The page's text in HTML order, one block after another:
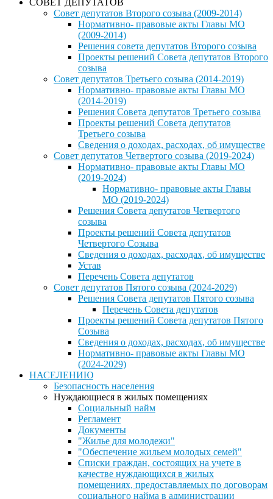
СОВЕТ ДЕПУТАТОВ
Совет депутатов Второго созыва (2009-2014)
Нормативно- правовые акты Главы МО
(2009-2014)
Решения совета депутатов Второго созыва
Проекты решений Совета депутатов Второго
созыва
Совет депутатов Третьего созыва (2014-2019)
Нормативно- правовые акты Главы МО
(2014-2019)
Решения Совета депутатов Третьего созыва
Проекты решений Совета депутатов
Третьего созыва
Сведения о доходах, расходах, об имуществе
Совет депутатов Четвертого созыва (2019-2024)
Нормативно- правовые акты Главы МО
(2019-2024)
Нормативно- правовые акты Главы
МО (2019-2024)
Решения Совета депутатов Четвертого
созыва
Проекты решений Совета депутатов
Четвертого Созыва
Сведения о доходах, расходах, об имуществе
Устав
Перечень Совета депутатов
Совет депутатов Пятого созыва (2024-2029)
Решения Совета депутатов Пятого созыва
Перечень Совета депутатов
Проекты решений Совета депутатов Пятого
Созыва
Сведения о доходах, расходах, об имуществе
Нормативно- правовые акты Главы МО
(2024-2029)
НАСЕЛЕНИЮ
Безопасность населения
Нуждающиеся в жилых помещениях
Социальный найм
Регламент
Документы
"Жилье для молодежи"
"Обеспечение жильем молодых семей"
Списки граждан, состоящих на учете в
качестве нуждающихся в жилых
помещениях, предоставляемых по договорам
социального найма в администрации